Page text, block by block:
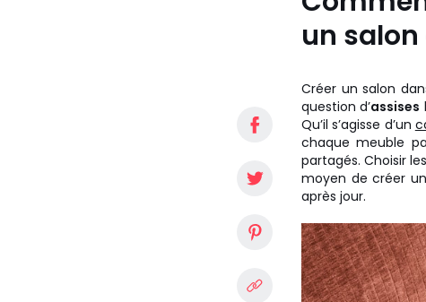
un
Créer un salon
question d’assises
Qu’il s’agisse d’un
chaque meuble
partagés. Choisir
moyen de créer
après jour.